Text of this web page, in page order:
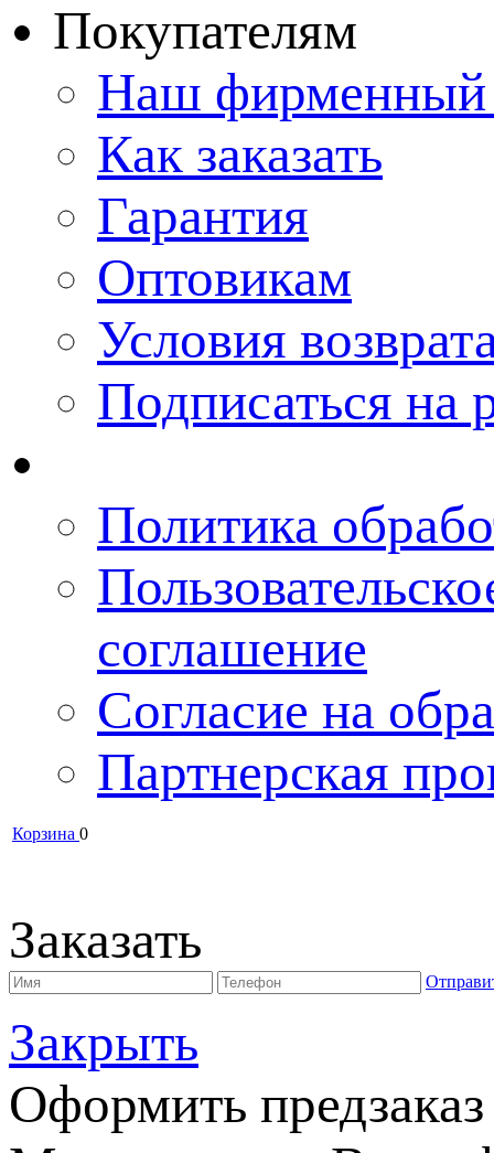
Покупателям
Наш фирменный
Как заказать
Гарантия
Оптовикам
Условия
Подписаться на
Политика
соглашение
Согласие на
Партнерская
Корзина 0
Заказать
Закрыть
Оформить предзаказ